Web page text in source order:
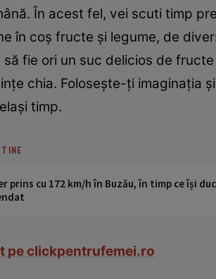
În acest fel, vei scuti timp
în coş fructe şi legume, de
să fie ori un suc delicios de
chia. Foloseşte-ţi imaginaţia
timp.
prins cu 172 km/h în Buzău, în timp ce își
pe clickpentrufemei.ro